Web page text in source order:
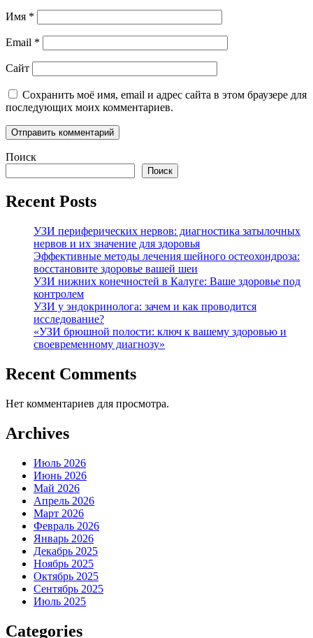
Имя *
Email *
Сайт
Сохранить моё имя, email и адрес сайта в этом браузере для
последующих моих комментариев.
Поиск
Поиск
Recent Posts
УЗИ периферических нервов: диагностика затылочных
нервов и их значение для здоровья
Эффективные методы лечения шейного остеохондроза:
восстановите здоровье вашей шеи
УЗИ нижних конечностей в Калуге: Ваше здоровье под
контролем
УЗИ у эндокринолога: зачем и как проводится
исследование?
«УЗИ брюшной полости: ключ к вашему здоровью и
своевременному диагнозу»
Recent Comments
Нет комментариев для просмотра.
Archives
Июль 2026
Июнь 2026
Май 2026
Апрель 2026
Март 2026
Февраль 2026
Январь 2026
Декабрь 2025
Ноябрь 2025
Октябрь 2025
Сентябрь 2025
Июль 2025
Categories